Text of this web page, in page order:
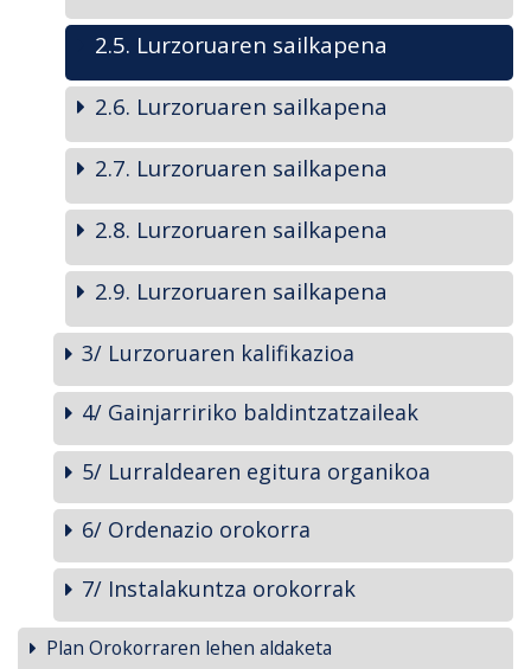
2.5. Lurzoruaren sailkapena
2.6. Lurzoruaren sailkapena
2.7. Lurzoruaren sailkapena
2.8. Lurzoruaren sailkapena
2.9. Lurzoruaren sailkapena
3/ Lurzoruaren kalifikazioa
4/ Gainjarririko baldintzatzaileak
5/ Lurraldearen egitura organikoa
6/ Ordenazio orokorra
7/ Instalakuntza orokorrak
Plan Orokorraren lehen aldaketa